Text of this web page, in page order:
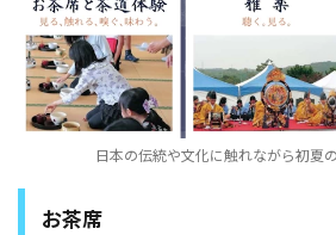
日本の伝統や文化に触れながら初夏
お茶席